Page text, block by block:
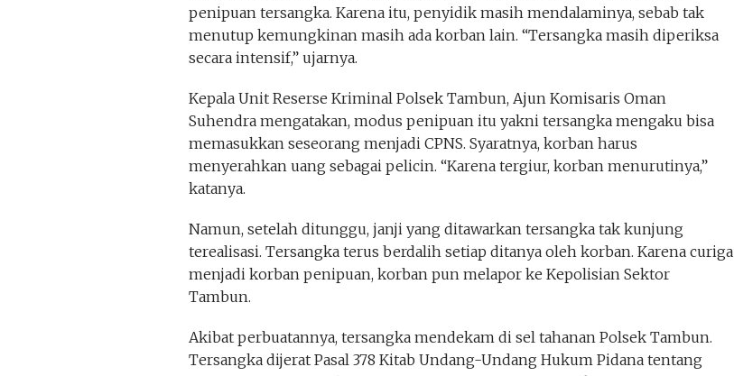
penipuan tersangka. Karena itu, penyidik masih mendalaminya, sebab tak
menutup kemungkinan masih ada korban lain. “Tersangka masih diperiksa
secara intensif,” ujarnya.
Kepala Unit Reserse Kriminal Polsek Tambun, Ajun Komisaris Oman
Suhendra mengatakan, modus penipuan itu yakni tersangka mengaku bisa
memasukkan seseorang menjadi CPNS. Syaratnya, korban harus
menyerahkan uang sebagai pelicin. “Karena tergiur, korban menurutinya,”
katanya.
Namun, setelah ditunggu, janji yang ditawarkan tersangka tak kunjung
terealisasi. Tersangka terus berdalih setiap ditanya oleh korban. Karena curiga
menjadi korban penipuan, korban pun melapor ke Kepolisian Sektor
Tambun.
Akibat perbuatannya, tersangka mendekam di sel tahanan Polsek Tambun.
Tersangka dijerat Pasal 378 Kitab Undang-Undang Hukum Pidana tentang